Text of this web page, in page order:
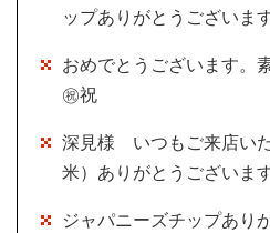
ップありがとうございま
おめでとうございます。
㊗祝
深見様 いつもご来店い
米）ありがとうございま
ジャパニーズチップあり